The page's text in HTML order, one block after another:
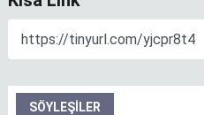
SÖYLEŞILER